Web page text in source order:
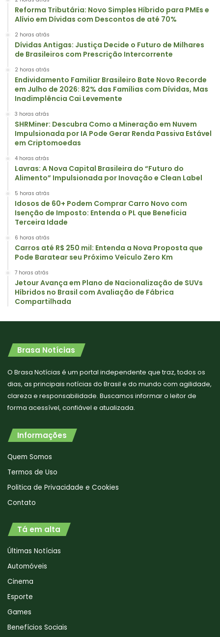
Reforma Tributária: Novo Simples Híbrido para PMEs e
Alívio em Dívidas com Descontos de até 70%
2 horas atrás
Dívidas Antigas: Justiça Decide o Futuro de Milhares
de Brasileiros com Prescrição Intercorrente
2 horas atrás
Endividamento Familiar Brasileiro Bate Novo Recorde
em Julho de 2026: 82% das Famílias com Dívidas, Mas
Inadimplência Cai Levemente
3 horas atrás
SHRMiner: Descubra Como a Mineração em Nuvem
Impulsionada por IA Pode Gerar Renda Passiva Estável
em Criptomoedas
4 horas atrás
Lavras: A Nova Capital Brasileira do “Futuro do
Alimento” Impulsionada por Inovação e Clean Label
5 horas atrás
Idosos de 60+ Podem Comprar Carro Novo com
Isenção de Imposto: Entenda o PL que Beneficia
Terceira Idade
6 horas atrás
Carros até R$ 250 mil: Entenda a Nova Proposta que
Pode Baratear seu Próximo Veículo Zero Km
7 horas atrás
Jetour Avança em Plano de Nacionalização de SUVs
Híbridos no Brasil com Avaliação de Fábrica
Compartilhada
Brasa Notícias
O Brasa Notícias é um portal independente que traz, todos os
dias, as principais notícias do Brasil e do mundo com agilidade,
clareza e responsabilidade. Buscamos informar o leitor de
forma acessível, confiável e atualizada.
Informações
Quem Somos
Termos de Uso
Politica de Privacidade e Cookies
Contato
Tá em alta
Últimas Notícias
Automóveis
Cinema
Esporte
Games
Benefícios Sociais